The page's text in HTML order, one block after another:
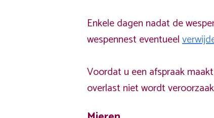
Enkele dagen nadat de
wespennest eventueel
Voordat u een afspraak
overlast niet wordt